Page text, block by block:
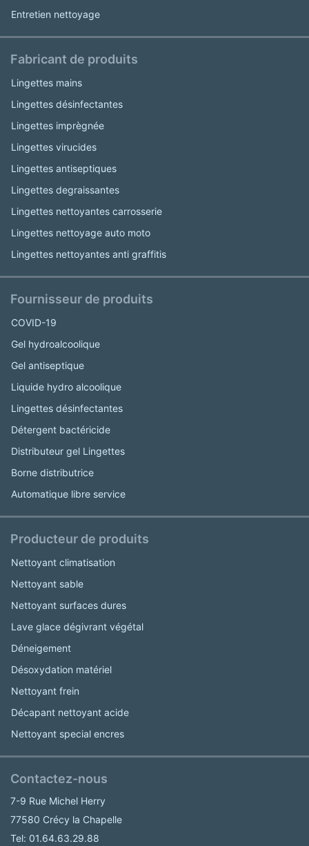
Entretien nettoyage
Fabricant de produits
Lingettes mains
Lingettes désinfectantes
Lingettes imprègnée
Lingettes virucides
Lingettes antiseptiques
Lingettes degraissantes
Lingettes nettoyantes carrosserie
Lingettes nettoyage auto moto
Lingettes nettoyantes anti graffitis
Fournisseur de produits
COVID-19
Gel hydroalcoolique
Gel antiseptique
Liquide hydro alcoolique
Lingettes désinfectantes
Détergent bactéricide
Distributeur gel Lingettes
Borne distributrice
Automatique libre service
Producteur de produits
Nettoyant climatisation
Nettoyant sable
Nettoyant surfaces dures
Lave glace dégivrant végétal
Déneigement
Désoxydation matériel
Nettoyant frein
Décapant nettoyant acide
Nettoyant special encres
Contactez-nous
7-9 Rue Michel Herry
77580 Crécy la Chapelle
Tel: 01.64.63.29.88